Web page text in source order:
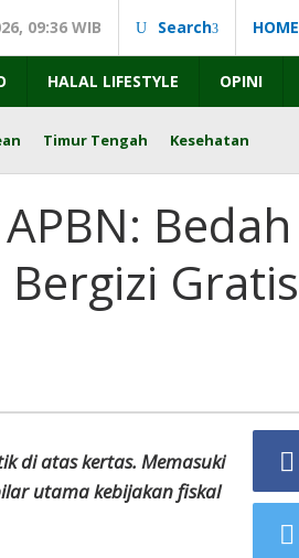
09:36 WIB Search HOME
HALAL LIFESTYLE OPINI
Timur Tengah Kesehatan
Bedah
Gratis
di atas kertas. Memasuki
utama kebijakan fiskal